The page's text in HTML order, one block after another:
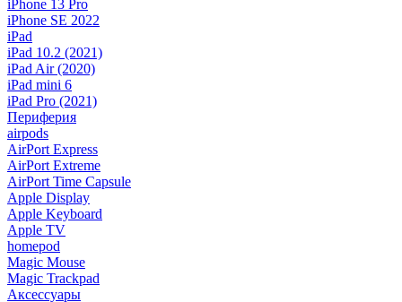
iPhone 13 Pro
iPhone SE 2022
iPad
iPad 10.2 (2021)
iPad Air (2020)
iPad mini 6
iPad Pro (2021)
Периферия
airpods
AirPort Express
AirPort Extreme
AirPort Time Capsule
Apple Display
Apple Keyboard
Apple TV
homepod
Magic Mouse
Magic Trackpad
Аксессуары